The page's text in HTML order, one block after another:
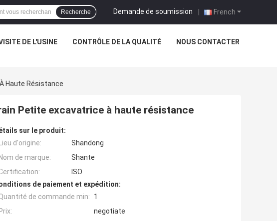
French
Demande de soumission |
Recherche
DE L'USINE CONTRÔLE DE LA QUALITÉ NOUS CONTACTER
Haute Résistance
Petite excavatrice à haute résistance
sur le produit:
Lieu d'origine:
Shandong
Nom de marque:
Shante
ISO
de paiement et expédition:
de commande min:
1
Prix:
negotiate